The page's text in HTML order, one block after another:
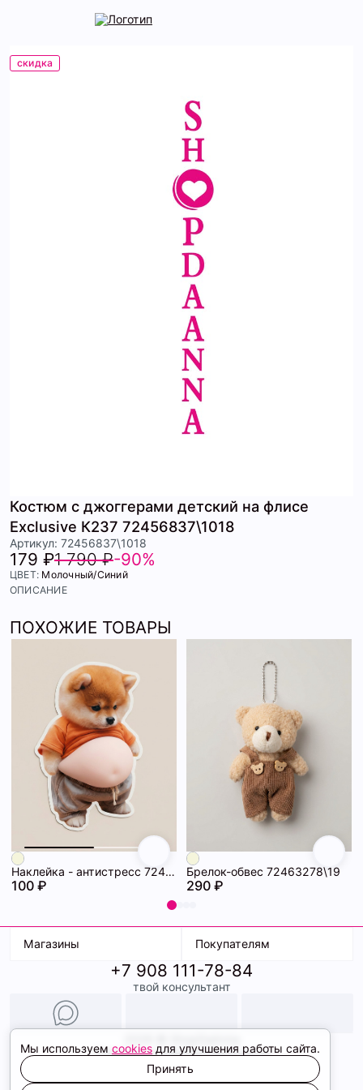
скидка
Костюм с джоггерами детский на флисе
Exclusive К237 72456837\1018
Артикул: 72456837\1018
179 ₽1 790 ₽-90%
ЦВЕТ: Молочный/Синий
ОПИСАНИЕ
ПОХОЖИЕ ТОВАРЫ
Наклейка - антистресс 72463286\19
100 ₽
Брелок-обвес 72463278\19
290 ₽
Магазины
ТК Терминал
ТРК Континент
Покупателям
Доставка
Условия оплаты
Образы
+7 908 111-78-84
твой консультант
Политика конфиденциальности
Соглашение cookie
Сайт создали
Мы используем cookies для улучшения работы сайта.
Принять